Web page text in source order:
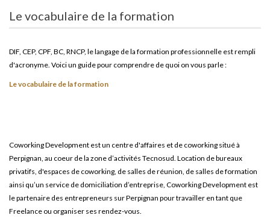
Le vocabulaire de la formation
DIF, CEP, CPF, BC, RNCP, le langage de la formation professionnelle est rempli
d'acronyme. Voici un guide pour comprendre de quoi on vous parle :
Le vocabulaire de la formation
Coworking Development est un centre d'affaires et de coworking situé à
Perpignan, au coeur de la zone d’activités Tecnosud. Location de bureaux
privatifs, d'espaces de coworking, de salles de réunion, de salles de formation
ainsi qu’un service de domiciliation d’entreprise, Coworking Development est
le partenaire des entrepreneurs sur Perpignan pour travailler en tant que
Freelance ou organiser ses rendez-vous.